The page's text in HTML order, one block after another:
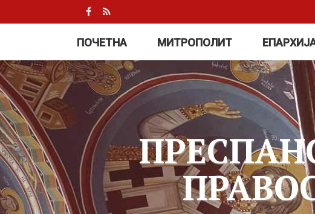
ПОЧЕТНА МИТРОПОЛИТ